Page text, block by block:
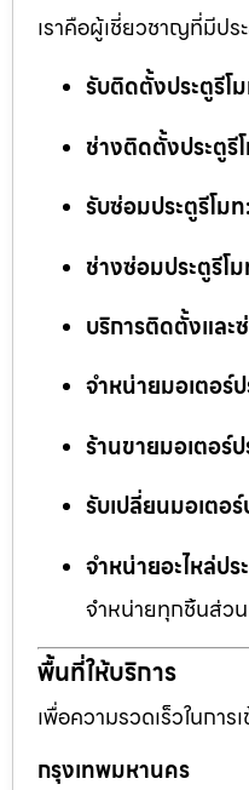
เราคือผู้เชี่ยวชาญที่มีป
รับติดตั้งประตูรีโ
ช่างติดตั้งประตูรี
รับซ่อมประตูรีโมท:
ช่างซ่อมประตูรีโ
บริการติดตั้งและ
จำหน่ายมอเตอร์
ร้านขายมอเตอร์
รับเปลี่ยนมอเตอ
จำหน่ายอะไหล่ปร
จำหน่ายทุกชิ้นส่วน
พื้นที่ให้บริการ
เพื่อความรวดเร็วในกา
กรุงเทพมหานคร